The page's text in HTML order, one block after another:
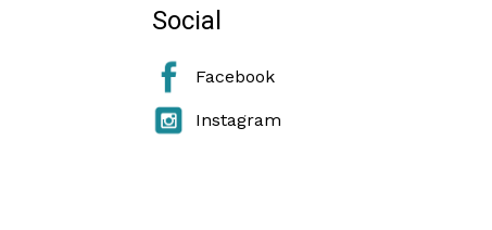
Social
Facebook
Instagram